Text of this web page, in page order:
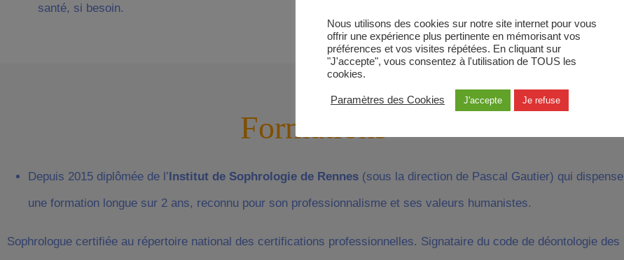
santé, si besoin.
Formations
Depuis 2015 diplômée de l’Institut de Sophrologie de Rennes (sous la direction de Pascal Gautier) qui dispense
une formation longue sur 2 ans, reconnu pour son professionnalisme et ses valeurs humanistes.
Sophrologue certifiée au répertoire national des certifications professionnelles. Signataire du code de déontologie des
Nous utilisons des cookies sur notre site internet pour vous
offrir une expérience plus pertinente en mémorisant vos
préférences et vos visites répétées. En cliquant sur
"J'accepte", vous consentez à l'utilisation de TOUS les
cookies.
Paramètres des Cookies J'accepte Je refuse